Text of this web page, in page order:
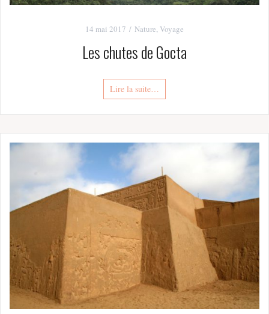
14 mai 2017 Nature,Voyage
Les chutes de Gocta
Lire la suite…